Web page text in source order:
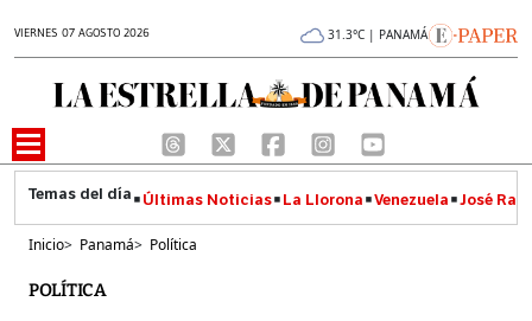
VIERNES 07 AGOSTO 2026 31.3°C | PANAMÁ
Últimas Noticias La Llorona Venezuela José
Inicio> Panamá> Política
POLÍTICA